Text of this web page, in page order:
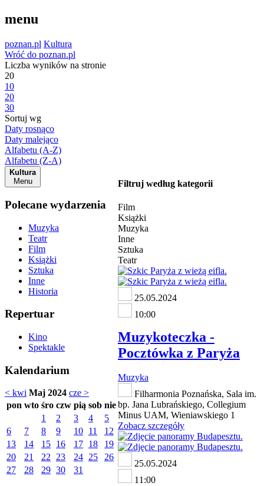
menu
poznan.pl Kultura
Wróć do poznan.pl
Liczba wyników na stronie
20
10
20
30
Sortuj wg
Daty rosnąco
Daty malejąco
Alfabetu (A-Z)
Alfabetu (Z-A)
Kultura
Menu
Polecane wydarzenia
Muzyka
Teatr
Film
Książki
Sztuka
Inne
Historia
Repertuar
Kino
Spektakle
Kalendarium
< kwi Maj 2024 cze >
pon wto śro czw pią sob nie
1
2 3 4
5
6
7 8 9 10 11
12
13
14 15 16 17 18
19
20
21 22 23 24 25
26
27
28 29 30 31
Filtruj według kategorii
Film
Książki
Muzyka
Inne
Sztuka
Teatr
25.05.2024
10:00
Muzykoteczka -
Pocztówka z Paryża
Muzyka
Filharmonia Poznańska, Sala im.
bp. Jana Lubrańskiego, Collegium
Minus UAM, Wieniawskiego 1
Zobacz szczegóły
25.05.2024
11:00